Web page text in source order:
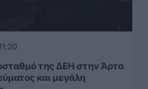
της ΔΕΗ στην Άρτα
και μεγάλη